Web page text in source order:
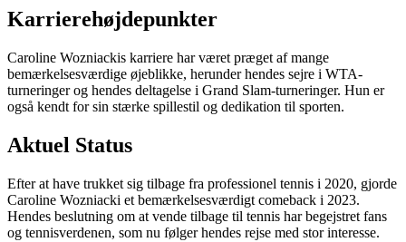
Karrierehøjdepunkter
Caroline Wozniackis karriere har været præget af mange
bemærkelsesværdige øjeblikke, herunder hendes sejre i WTA-
turneringer og hendes deltagelse i Grand Slam-turneringer. Hun er
også kendt for sin stærke spillestil og dedikation til sporten.
Aktuel Status
Efter at have trukket sig tilbage fra professionel tennis i 2020, gjorde
Caroline Wozniacki et bemærkelsesværdigt comeback i 2023.
Hendes beslutning om at vende tilbage til tennis har begejstret fans
og tennisverdenen, som nu følger hendes rejse med stor interesse.